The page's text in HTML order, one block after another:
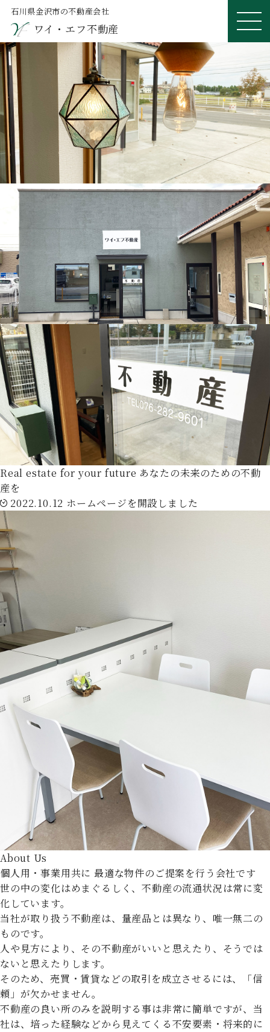
石川県金沢市の不動産会社
ワイ・エフ不動産
ME
NU
Real estate for your future あなたの未来のための不動
産を
2022.10.12 ホームページを開設しました
About Us
個人用・事業用共に 最適な物件のご提案を行う会社です
世の中の変化はめまぐるしく、不動産の流通状況は常に変
化しています。
当社が取り扱う不動産は、量産品とは異なり、唯一無二の
ものです。
人や見方により、その不動産がいいと思えたり、そうでは
ないと思えたりします。
そのため、売買・賃貸などの取引を成立させるには、「信
頼」が欠かせません。
不動産の良い所のみを説明する事は非常に簡単ですが、当
社は、培った経験などから見えてくる不安要素・将来的に